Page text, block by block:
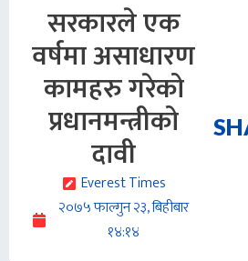
सरकारले एक
वर्षमा असाधारण
कामहरु गरेको
प्रधानमन्त्रीको
दावी
Everest Times
२०७५ फाल्गुन २३, बिहीबार
१४:१४